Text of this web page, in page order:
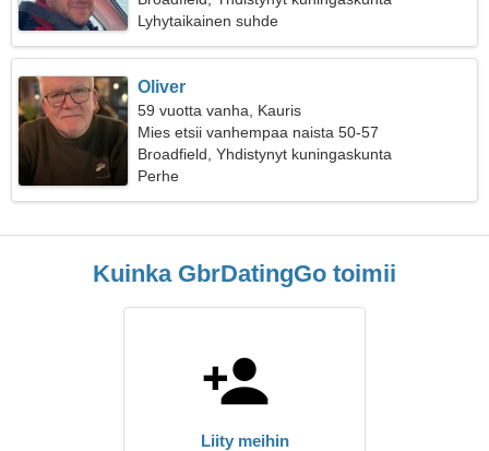
Lyhytaikainen suhde
Oliver
59 vuotta vanha, Kauris
Mies etsii vanhempaa naista 50-57
Broadfield, Yhdistynyt kuningaskunta
Perhe
Kuinka GbrDatingGo toimii
Liity meihin